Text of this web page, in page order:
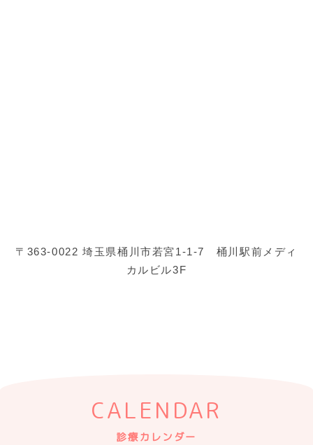
〒363-0022 埼玉県桶川市若宮1-1-7 桶川駅前メディ
カルビル3F
CALENDAR
診療カレンダー